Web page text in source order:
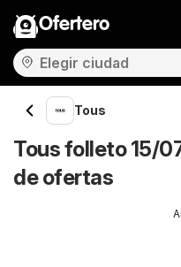
Ofertero
Tous
Tous folleto 15/
de ofertas